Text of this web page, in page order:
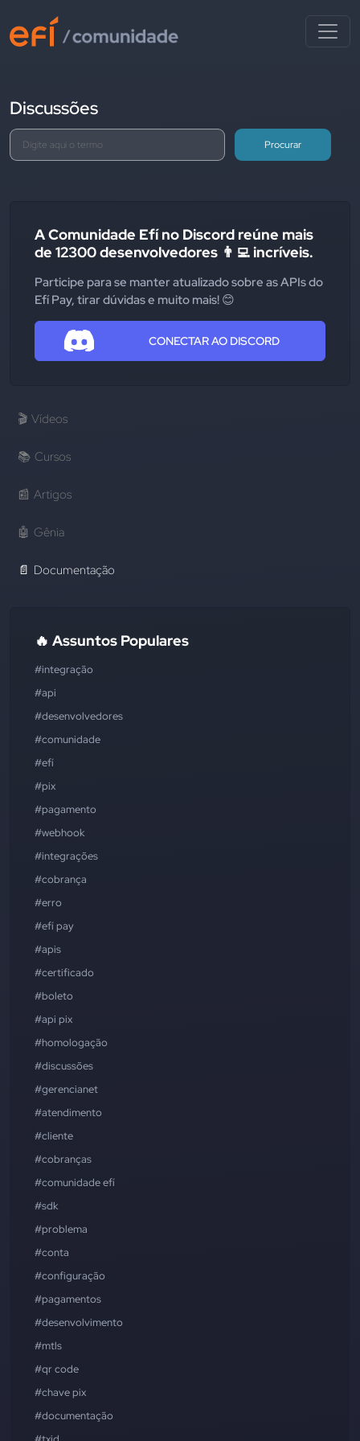
Discussões
Procurar
A Comunidade Efí no Discord reúne mais
de 12300 desenvolvedores 👨‍💻 incríveis.
Participe para se manter atualizado sobre as APIs do
Efí Pay, tirar dúvidas e muito mais! 😊
CONECTAR AO DISCORD
🎬 Vídeos
📚 Cursos
📰 Artigos
🤖 Gênia
📄 Documentação
🔥 Assuntos Populares
#integração
#api
#desenvolvedores
#comunidade
#efí
#pix
#pagamento
#webhook
#integrações
#cobrança
#erro
#efí pay
#apis
#certificado
#boleto
#api pix
#homologação
#discussões
#gerencianet
#atendimento
#cliente
#cobranças
#comunidade efí
#sdk
#problema
#conta
#configuração
#pagamentos
#desenvolvimento
#mtls
#qr code
#chave pix
#documentação